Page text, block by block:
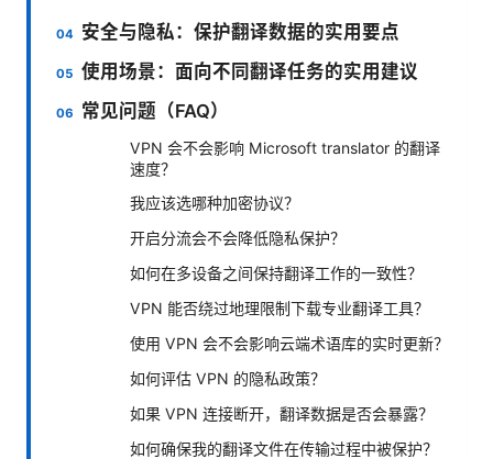
安全与隐私：保护翻译数据的实用要点
使用场景：面向不同翻译任务的实用建议
常见问题（FAQ）
VPN 会不会影响 Microsoft translator 的翻译
速度？
我应该选哪种加密协议？
开启分流会不会降低隐私保护？
如何在多设备之间保持翻译工作的一致性？
VPN 能否绕过地理限制下载专业翻译工具？
使用 VPN 会不会影响云端术语库的实时更新？
如何评估 VPN 的隐私政策？
如果 VPN 连接断开，翻译数据是否会暴露？
如何确保我的翻译文件在传输过程中被保护？